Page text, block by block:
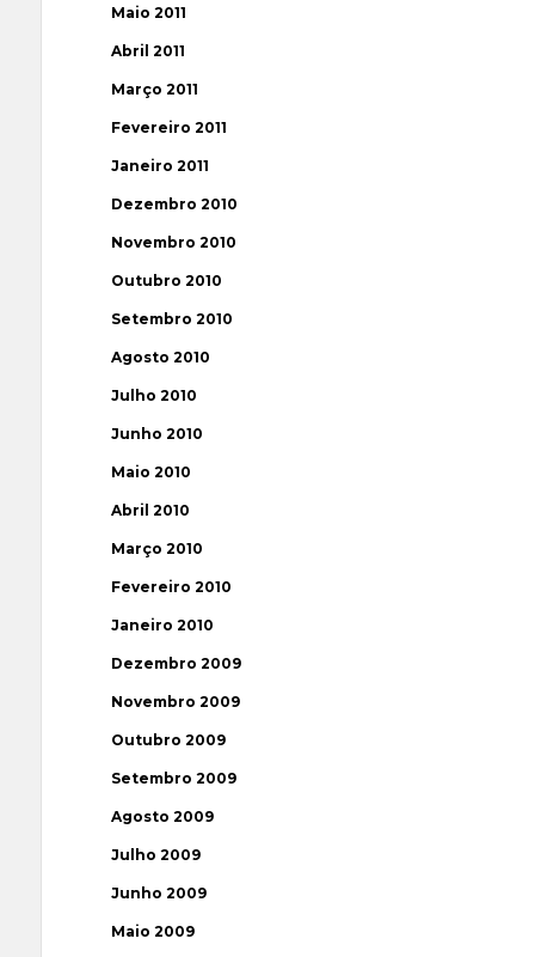
Maio 2011
Abril 2011
Março 2011
Fevereiro 2011
Janeiro 2011
Dezembro 2010
Novembro 2010
Outubro 2010
Setembro 2010
Agosto 2010
Julho 2010
Junho 2010
Maio 2010
Abril 2010
Março 2010
Fevereiro 2010
Janeiro 2010
Dezembro 2009
Novembro 2009
Outubro 2009
Setembro 2009
Agosto 2009
Julho 2009
Junho 2009
Maio 2009